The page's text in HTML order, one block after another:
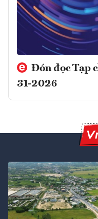
Đón đọc Tạp
31-2026